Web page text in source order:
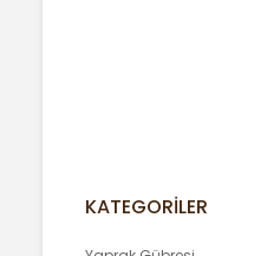
KATEGORİLER